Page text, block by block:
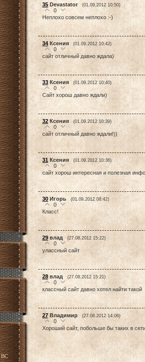
ВС
35 Devastator (01.09.2012 10:50)
0
Неплохо совсем неплохо :-)
34 Ксения (01.09.2012 10:42)
0
сайт отличный давно ждала)
33 Ксения (01.09.2012 10:40)
0
Сайт хорош давно ждали)
32 Ксения (01.09.2012 10:39)
0
сайт отличный давно ждали!))
31 Ксения (01.09.2012 10:36)
0
сайт хорош интересная и полезная
30 Игорь (01.09.2012 08:42)
0
Класс!
29 влад (27.08.2012 15:22)
0
улассный сайт
28 влад (27.08.2012 15:21)
0
классный сайт давно хотел найти такой
27 Владимир (27.08.2012 14:06)
0
Хороший сайт, побольше бы таких в